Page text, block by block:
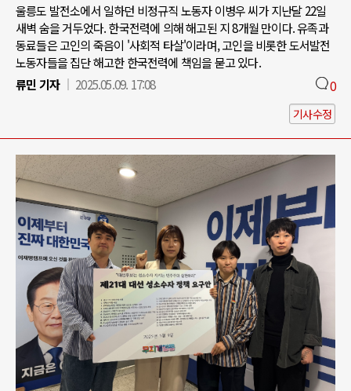
울릉도 발전소에서 일하던 비정규직 노동자 이병우 씨가 지난달 22일
새벽 숨을 거두었다. 한국전력에 의해 해고된 지 8개월 만이다. 유족과
동료들은 고인의 죽음이 '사회적 타살'이라며, 고인을 비롯한 도서발전
노동자들을 집단 해고한 한국전력에 책임을 묻고 있다.
류민 기자
2025.05.09. 17:08 0
기사수정